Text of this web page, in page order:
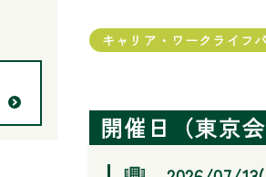
キャリア・ワークライフ
開催日（東京会